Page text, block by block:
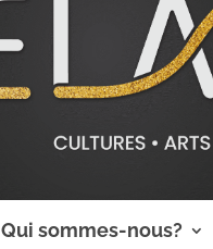
Qui sommes-nous?